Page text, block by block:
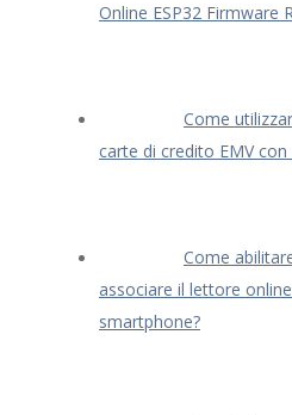
Online ESP32 Firmware
Come
carte di credito EMV
Come
associare il lettore
smartphone?